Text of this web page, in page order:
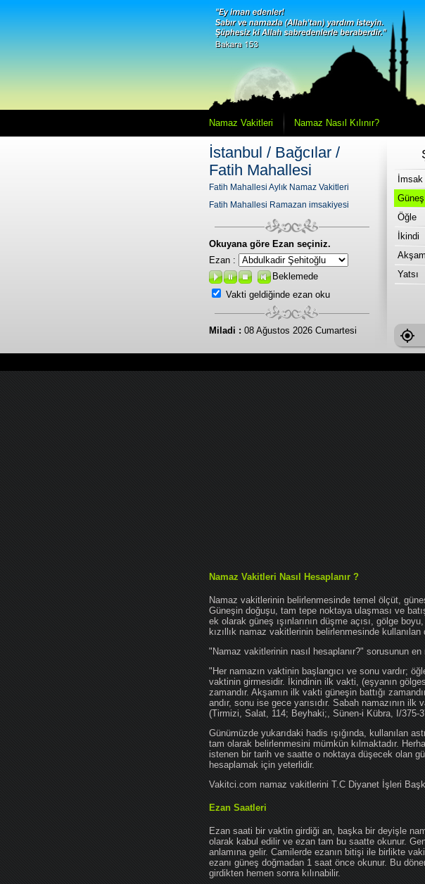
Namaz Vakitleri Namaz Nasıl Kılınır?
İstanbul / Bağcılar /
Fatih Mahallesi
Fatih Mahallesi Aylık Namaz Vakitleri
Fatih Mahallesi Ramazan imsakiyesi
Okuyana göre Ezan seçiniz.
Ezan :
Beklemede
Vakti geldiğinde ezan oku
Miladi : 08 Ağustos 2026 Cumartesi
İmsak
Güneş
Öğle
İkindi
Akşam
Yatsı
Namaz Vakitleri Nasıl Hesaplanır ?
Namaz vakitlerinin belirlenmesinde temel ölçüt,
Güneşin doğuşu, tam tepe noktaya ulaşması ve
ek olarak güneş ışınlarının düşme açısı, gölge
kızıllık namaz vakitlerinin belirlenmesinde kullanılan
"Namaz vakitlerinin nasıl hesaplanır?" sorusunun
"Her namazın vaktinin başlangıcı ve sonu vardır;
vaktinin girmesidir. İkindinin ilk vakti, (eşyanın
zamandır. Akşamın ilk vakti güneşin battığı
andır, sonu ise gece yarısıdır. Sabah namazının
(Tirmizi, Salat, 114; Beyhaki;, Sünen-i Kübra, I/375-
Günümüzde yukarıdaki hadis ışığında, kullanılan
tam olarak belirlenmesini mümkün kılmaktadır.
istenen bir tarih ve saatte o noktaya düşecek olan
hesaplamak için yeterlidir.
Vakitci.com namaz vakitlerini T.C Diyanet İşleri
Ezan Saatleri
Ezan saati bir vaktin girdiği an, başka bir deyişle
olarak kabul edilir ve ezan tam bu saatte okunur.
anlamına gelir. Camilerde ezanın bitişi ile birlikte
ezanı güneş doğmadan 1 saat önce okunur. Bu
girdikten hemen sonra kılınabilir.